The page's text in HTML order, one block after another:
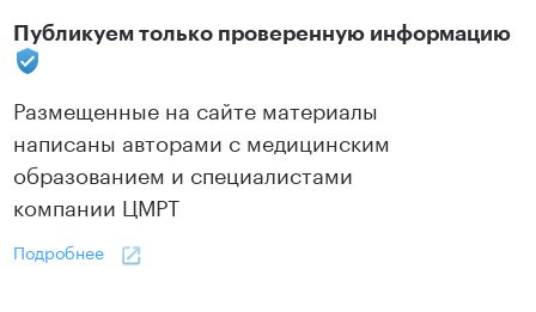
Публикуем только проверенную информацию
Размещенные на сайте материалы
написаны авторами с медицинским
образованием и специалистами
компании ЦМРТ
Подробнее